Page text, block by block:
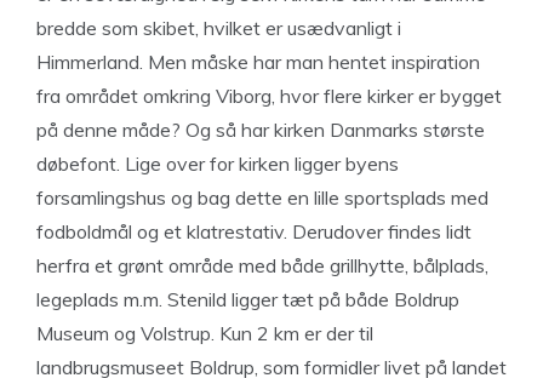
bredde som skibet, hvilket er usædvanligt i
Himmerland. Men måske har man hentet inspiration
fra området omkring Viborg, hvor flere kirker er bygget
på denne måde? Og så har kirken Danmarks største
døbefont. Lige over for kirken ligger byens
forsamlingshus og bag dette en lille sportsplads med
fodboldmål og et klatrestativ. Derudover findes lidt
herfra et grønt område med både grillhytte, bålplads,
legeplads m.m. Stenild ligger tæt på både Boldrup
Museum og Volstrup. Kun 2 km er der til
landbrugsmuseet Boldrup, som formidler livet på landet